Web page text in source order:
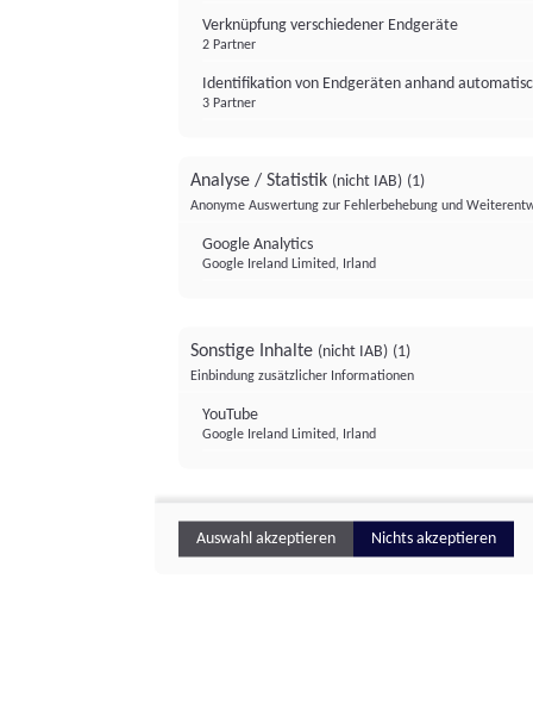
Verknüpfung verschiedener Endgeräte
2 Partner
Identifikation von Endgeräten anhand
3 Partner
Analyse / Statistik (nicht IAB) (1)
Anonyme Auswertung zur Fehlerbehebung und
Google Analytics
Google Ireland Limited, Irland
Sonstige Inhalte (nicht IAB) (1)
Einbindung zusätzlicher Informationen
YouTube
Google Ireland Limited, Irland
Auswahl akzeptieren Nichts akzeptieren